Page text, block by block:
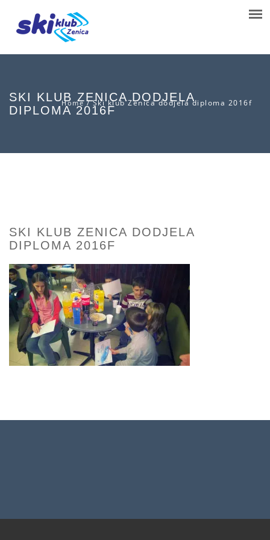
SKI KLUB ZENICA DODJELA
DIPLOMA 2016F
Home / Ski klub Zenica dodjela diploma 2016f
SKI KLUB ZENICA DODJELA
DIPLOMA 2016F